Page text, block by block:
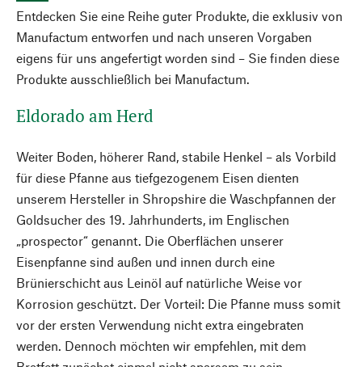
Entdecken Sie eine Reihe guter Produkte, die exklusiv von
Manufactum entworfen und nach unseren Vorgaben
eigens für uns angefertigt worden sind – Sie finden diese
Produkte ausschließlich bei Manufactum.
Eldorado am Herd
Weiter Boden, höherer Rand, stabile Henkel – als Vorbild
für diese Pfanne aus tiefgezogenem Eisen dienten
unserem Hersteller in Shropshire die Waschpfannen der
Goldsucher des 19. Jahrhunderts, im Englischen
„prospector“ genannt. Die Oberflächen unserer
Eisenpfanne sind außen und innen durch eine
Brünierschicht aus Leinöl auf natürliche Weise vor
Korrosion geschützt. Der Vorteil: Die Pfanne muss somit
vor der ersten Verwendung nicht extra eingebraten
werden. Dennoch möchten wir empfehlen, mit dem